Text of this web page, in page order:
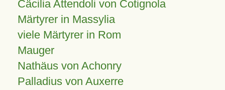
Cäcilia Attendoli von Cotignola
Märtyrer in Massylia
viele Märtyrer in Rom
Mauger
Nathäus von Achonry
Palladius von Auxerre